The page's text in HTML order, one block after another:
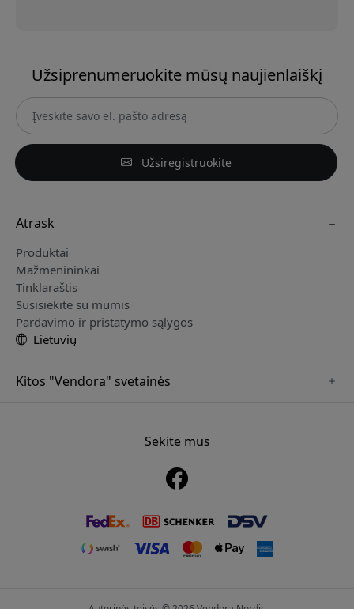
Užsiprenumeruokite mūsų naujienlaiškį
Užsiregistruokite
Atrask
Produktai
Mažmenininkai
Tinklaraštis
Susisiekite su mumis
Pardavimo ir pristatymo sąlygos
Lietuvių
Kitos "Vendora" svetainės
www.myfirst.se
Sekite mus